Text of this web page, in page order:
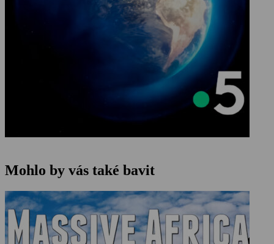
Mohlo by vás také bavit